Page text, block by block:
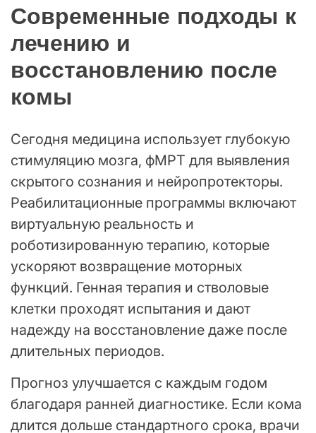
Современные подходы к
лечению и
восстановлению после
комы
Сегодня медицина использует глубокую
стимуляцию мозга, фМРТ для выявления
скрытого сознания и нейропротекторы.
Реабилитационные программы включают
виртуальную реальность и
роботизированную терапию, которые
ускоряют возвращение моторных
функций. Генная терапия и стволовые
клетки проходят испытания и дают
надежду на восстановление даже после
длительных периодов.
Прогноз улучшается с каждым годом
благодаря ранней диагностике. Если кома
длится дольше стандартного срока, врачи